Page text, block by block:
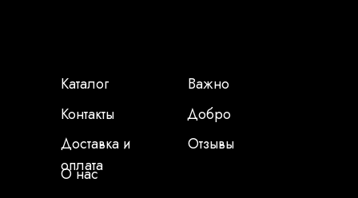
Каталог
Контакты
Доставка и
оплата
О нас
Важно
Добро
Отзывы